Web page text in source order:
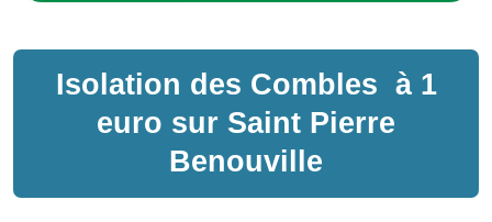
Isolation des Combles à 1
euro sur Saint Pierre
Benouville